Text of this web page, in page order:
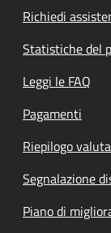
Richiedi
Statistiche del
Leggi le FAQ
Pagamenti
Riepilogo
Segnalazione
Piano di